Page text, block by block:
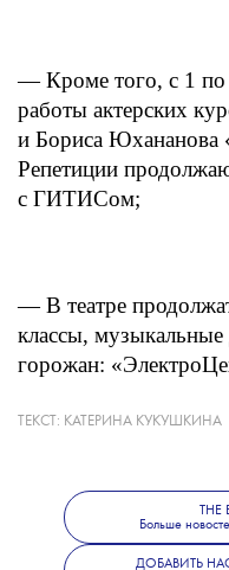
— Кроме того, с 1 по
работы актерских
и Бориса Юхананова
Репетиции
с ГИТИСом;
— В театре
классы,
горожан:
«Школа
— С 29 сентября
ТЕКСТ: КАТЕРИНА КУКУШКИНА
THE
Больше
ДОБАВИТЬ